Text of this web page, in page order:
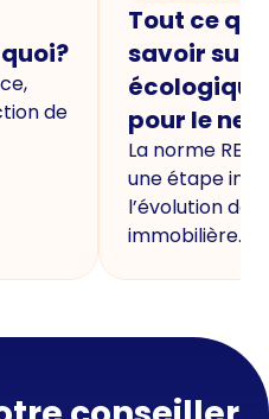
de
Tout ce
savoir sur
écologique
pour le
La norme
une étape
l’évolution de
immobilière.